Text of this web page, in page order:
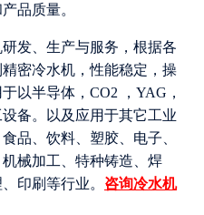
品质量。
发、生产与服务，根据各
密冷水机，性能稳定，操
以半导体，CO2 ，YAG，
备。以及应用于其它工业
品、饮料、塑胶、电子、
械加工、特种铸造、焊
印刷等行业。 咨询冷水机